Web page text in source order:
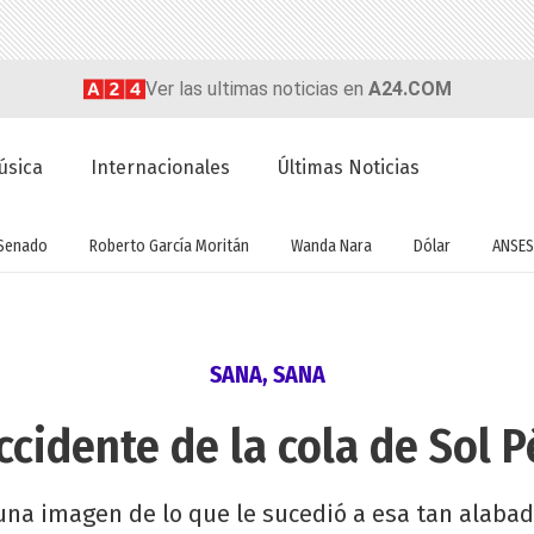
Ver las ultimas noticias en A24.COM
Internacionales Últimas Noticias
Roberto García Moritán Wanda Nara Dólar ANSES
SANA, SANA
de la cola de Sol
imagen de lo que le sucedió a esa tan